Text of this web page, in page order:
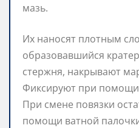
мазь.
Их наносят плотным
образовавшийся
стержня, накрывают
Фиксируют при
При смене повязки
помощи ватной